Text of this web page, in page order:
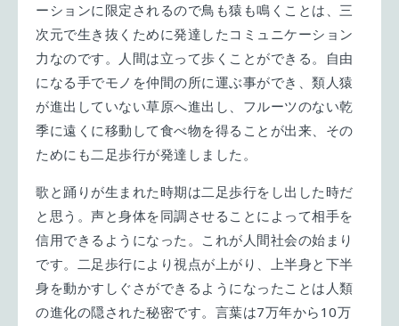
ーションに限定されるので鳥も猿も鳴くことは、三
次元で生き抜くために発達したコミュニケーション
力なのです。人間は立って歩くことができる。自由
になる手でモノを仲間の所に運ぶ事ができ、類人猿
が進出していない草原へ進出し、フルーツのない乾
季に遠くに移動して食べ物を得ることが出来、その
ためにも二足歩行が発達しました。
歌と踊りが生まれた時期は二足歩行をし出した時だ
と思う。声と身体を同調させることによって相手を
信用できるようになった。これが人間社会の始まり
です。二足歩行により視点が上がり、上半身と下半
身を動かすしぐさができるようになったことは人類
の進化の隠された秘密です。言葉は7万年から10万